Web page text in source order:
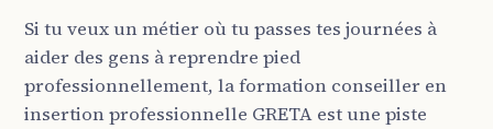
Si tu veux un métier où tu passes tes journées à
aider des gens à reprendre pied
professionnellement, la formation conseiller en
insertion professionnelle GRETA est une piste